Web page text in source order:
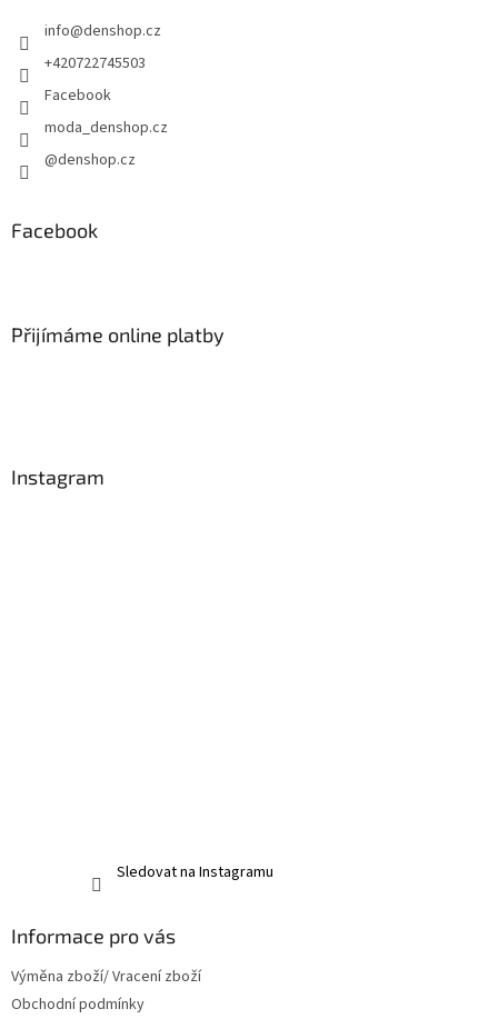
info@denshop.cz
+420722745503
Facebook
moda_denshop.cz
@denshop.cz
Facebook
Přijímáme online platby
Instagram
Sledovat na Instagramu
Informace pro vás
Výměna zboží/ Vracení zboží
Obchodní podmínky